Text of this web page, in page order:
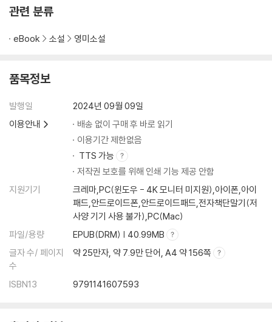
관련 분류
eBook 소설 영미소설
품목정보
발행일
2024년 09월 09일
이용안내
배송 없이 구매 후 바로 읽기
이용기간 제한없음
TTS 가능
저작권 보호를 위해 인쇄 기능 제공 안함
지원기기
크레마,PC(윈도우 - 4K 모니터 미지원),아이폰,아이
패드,안드로이드폰,안드로이드패드,전자책단말기(저
사양 기기 사용 불가),PC(Mac)
파일/용량
EPUB(DRM) | 40.99MB
글자 수/ 페이지
수
약 25만자, 약 7.9만 단어, A4 약 156쪽
ISBN13 9791141607593